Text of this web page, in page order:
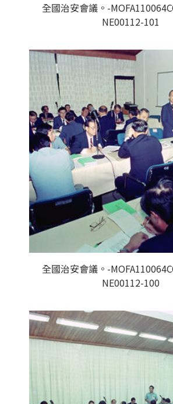
全國治安會議。-
NE00112-101
全國治安會議。-
NE00112-100